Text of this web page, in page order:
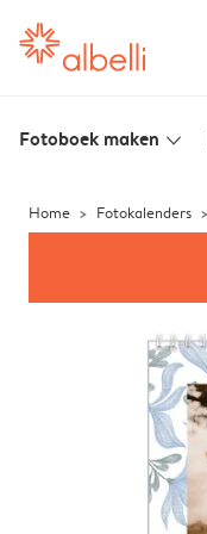
Fotoboek maken slim_arrow_down
Home Fotokalenders